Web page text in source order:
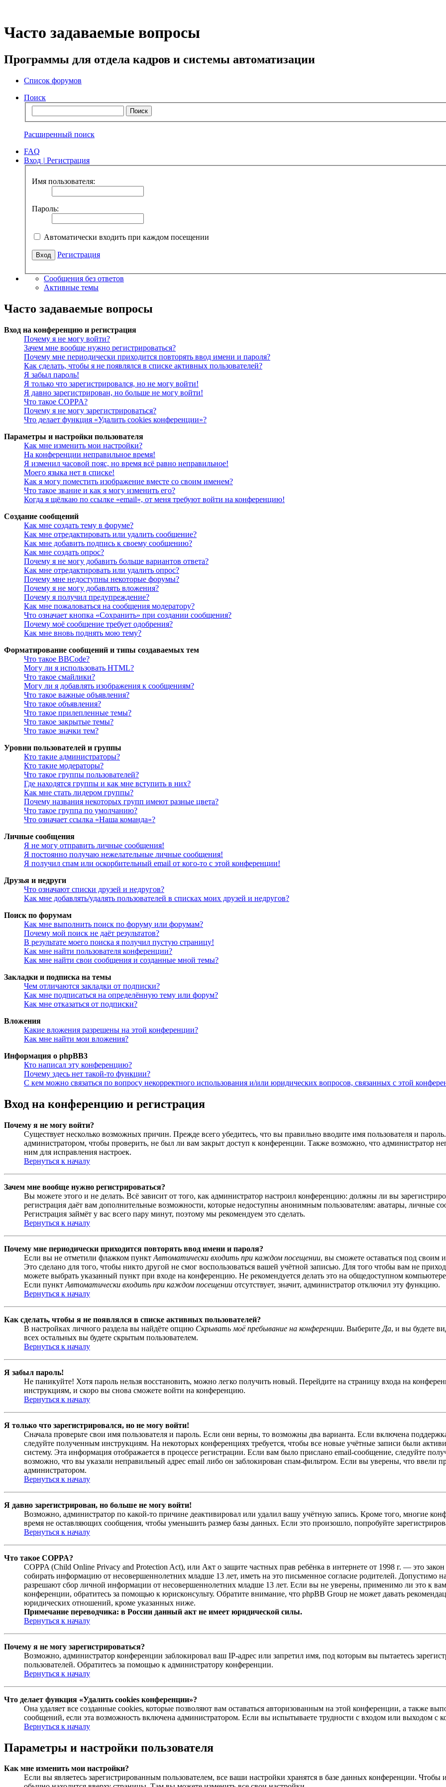
Часто задаваемые вопросы
Программы для отдела кадров и системы автоматизации
Список форумов
Поиск
Расширенный поиск
FAQ
Вход | Регистрация
Имя пользователя:
Пароль:
Автоматически входить при каждом посещении
Регистрация
Сообщения без ответов
Активные темы
Часто задаваемые вопросы
Вход на конференцию и регистрация
Почему я не могу войти?
Зачем мне вообще нужно регистрироваться?
Почему мне периодически приходится повторять ввод имени и пароля?
Как сделать, чтобы я не появлялся в списке активных пользователей?
Я забыл пароль!
Я только что зарегистрировался, но не могу войти!
Я давно зарегистрирован, но больше не могу войти!
Что такое COPPA?
Почему я не могу зарегистрироваться?
Что делает функция «Удалить cookies конференции»?
Параметры и настройки пользователя
Как мне изменить мои настройки?
На конференции неправильное время!
Я изменил часовой пояс, но время всё равно неправильное!
Моего языка нет в списке!
Как я могу поместить изображение вместе со своим именем?
Что такое звание и как я могу изменить его?
Когда я щёлкаю по ссылке «email», от меня требуют войти на конференцию!
Создание сообщений
Как мне создать тему в форуме?
Как мне отредактировать или удалить сообщение?
Как мне добавить подпись к своему сообщению?
Как мне создать опрос?
Почему я не могу добавить больше вариантов ответа?
Как мне отредактировать или удалить опрос?
Почему мне недоступны некоторые форумы?
Почему я не могу добавлять вложения?
Почему я получил предупреждение?
Как мне пожаловаться на сообщения модератору?
Что означает кнопка «Сохранить» при создании сообщения?
Почему моё сообщение требует одобрения?
Как мне вновь поднять мою тему?
Форматирование сообщений и типы создаваемых тем
Что такое BBCode?
Могу ли я использовать HTML?
Что такое смайлики?
Могу ли я добавлять изображения к сообщениям?
Что такое важные объявления?
Что такое объявления?
Что такое прилепленные темы?
Что такое закрытые темы?
Что такое значки тем?
Уровни пользователей и группы
Кто такие администраторы?
Кто такие модераторы?
Что такое группы пользователей?
Где находятся группы и как мне вступить в них?
Как мне стать лидером группы?
Почему названия некоторых групп имеют разные цвета?
Что такое группа по умолчанию?
Что означает ссылка «Наша команда»?
Личные сообщения
Я не могу отправить личные сообщения!
Я постоянно получаю нежелательные личные сообщения!
Я получил спам или оскорбительный email от кого-то с этой конференции!
Друзья и недруги
Что означают списки друзей и недругов?
Как мне добавлять/удалять пользователей в списках моих друзей и недругов?
Поиск по форумам
Как мне выполнить поиск по форуму или форумам?
Почему мой поиск не даёт результатов?
В результате моего поиска я получил пустую страницу!
Как мне найти пользователя конференции?
Как мне найти свои сообщения и созданные мной темы?
Закладки и подписка на темы
Чем отличаются закладки от подписки?
Как мне подписаться на определённую тему или форум?
Как мне отказаться от подписки?
Вложения
Какие вложения разрешены на этой конференции?
Как мне найти мои вложения?
Информация о phpBB3
Кто написал эту конференцию?
Почему здесь нет такой-то функции?
С кем можно связаться по вопросу некорректного использования и/или юридических вопросов, связанных с этой
Вход на конференцию и регистрация
Почему я не могу войти?
Существует несколько возможных причин. Прежде всего убедитесь, что вы правильно вводите имя пользователя и
администратором, чтобы проверить, не был ли вам закрыт доступ к конференции. Также возможно, что администратор
ним для исправления настроек.
Вернуться к началу
Зачем мне вообще нужно регистрироваться?
Вы можете этого и не делать. Всё зависит от того, как администратор настроил конференцию: должны ли вы
регистрация даёт вам дополнительные возможности, которые недоступны анонимным пользователям: аватары, личные
Регистрация займёт у вас всего пару минут, поэтому мы рекомендуем это сделать.
Вернуться к началу
Почему мне периодически приходится повторять ввод имени и пароля?
Если вы не отметили флажком пункт Автоматически входить при каждом посещении, вы сможете оставаться под своим
Это сделано для того, чтобы никто другой не смог воспользоваться вашей учётной записью. Для того чтобы вам не
можете выбрать указанный пункт при входе на конференцию. Не рекомендуется делать это на общедоступном
Если пункт Автоматически входить при каждом посещении отсутствует, значит, администратор отключил эту функцию.
Вернуться к началу
Как сделать, чтобы я не появлялся в списке активных пользователей?
В настройках личного раздела вы найдёте опцию Скрывать моё пребывание на конференции. Выберите Да, и вы будете
всех остальных вы будете скрытым пользователем.
Вернуться к началу
Я забыл пароль!
Не паникуйте! Хотя пароль нельзя восстановить, можно легко получить новый. Перейдите на страницу входа на
инструкциям, и скоро вы снова сможете войти на конференцию.
Вернуться к началу
Я только что зарегистрировался, но не могу войти!
Сначала проверьте свои имя пользователя и пароль. Если они верны, то возможны два варианта. Если включена
следуйте полученным инструкциям. На некоторых конференциях требуется, чтобы все новые учётные записи были
систему. Эта информация отображается в процессе регистрации. Если вам было прислано email-сообщение, следуйте
возможно, что вы указали неправильный адрес email либо он заблокирован спам-фильтром. Если вы уверены, что ввели
администратором.
Вернуться к началу
Я давно зарегистрирован, но больше не могу войти!
Возможно, администратор по какой-то причине деактивировал или удалил вашу учётную запись. Кроме того, многие
время не оставляющих сообщения, чтобы уменьшить размер базы данных. Если это произошло, попробуйте
Вернуться к началу
Что такое COPPA?
COPPA (Child Online Privacy and Protection Act), или Акт о защите частных прав ребёнка в интернете от 1998 г. — это
собирать информацию от несовершеннолетних младше 13 лет, иметь на это письменное согласие родителей. Допустимо
разрешают сбор личной информации от несовершеннолетних младше 13 лет. Если вы не уверены, применимо ли это к
конференции, обратитесь за помощью к юрисконсульту. Обратите внимание, что phpBB Group не может давать
юридических отношений, кроме указанных ниже.
Примечание переводчика: в России данный акт не имеет юридической силы.
Вернуться к началу
Почему я не могу зарегистрироваться?
Возможно, администратор конференции заблокировал ваш IP-адрес или запретил имя, под которым вы пытаетесь
пользователей. Обратитесь за помощью к администратору конференции.
Вернуться к началу
Что делает функция «Удалить cookies конференции»?
Она удаляет все созданные cookies, которые позволяют вам оставаться авторизованным на этой конференции, а также
сообщений, если эта возможность включена администратором. Если вы испытываете трудности с входом или выходом с
Вернуться к началу
Параметры и настройки пользователя
Как мне изменить мои настройки?
Если вы являетесь зарегистрированным пользователем, все ваши настройки хранятся в базе данных конференции. Чтобы